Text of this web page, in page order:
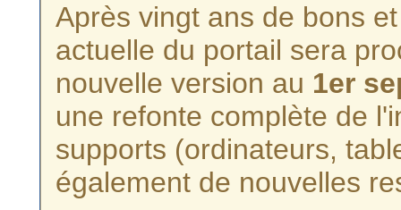
Après vingt ans de bons
actuelle du portail sera
nouvelle version au 1er
une refonte complète de
supports (ordinateurs,
également de nouvelles